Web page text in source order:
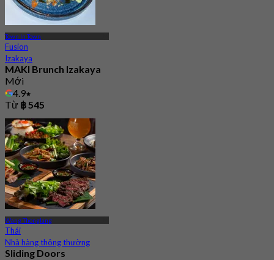
Town In Town
Fusion
Izakaya
MAKI Brunch Izakaya
Mới
4.9
Từ ฿ 545
Wang Thonglang
Thái
Nhà hàng thông thường
Sliding Doors